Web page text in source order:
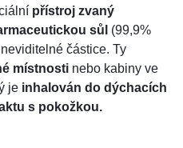
přístroj zvaný
sůl (99,9%
částice. Ty
místnosti nebo kabiny ve
je inhalován do dýchacích
s pokožkou.